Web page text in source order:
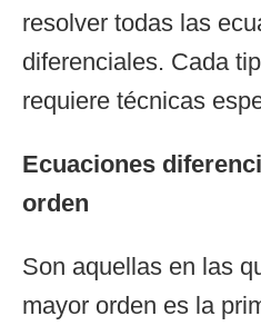
resolver todas las
diferenciales. Cada
requiere técnicas
Ecuaciones
orden
Son aquellas en las
mayor orden es la